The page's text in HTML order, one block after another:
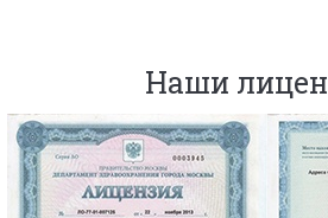
Наши